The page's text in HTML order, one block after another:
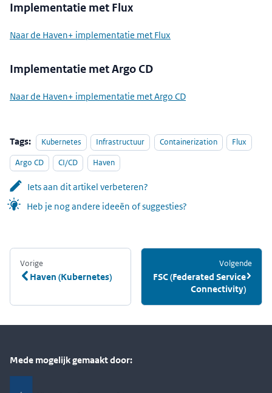
Implementatie met Flux
Naar de Haven+ implementatie met Flux
Implementatie met Argo CD
Naar de Haven+ implementatie met Argo CD
Tags: Kubernetes Infrastructuur Containerization
Flux
Argo CD
CI/CD Haven
Iets aan dit artikel verbeteren?
Heb je nog andere ideeën of suggesties?
Vorige
Haven (Kubernetes)
Volgende
FSC (Federated Service
Connectivity)
Mede mogelijk gemaakt door: